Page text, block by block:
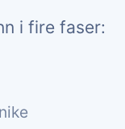
i fire faser: